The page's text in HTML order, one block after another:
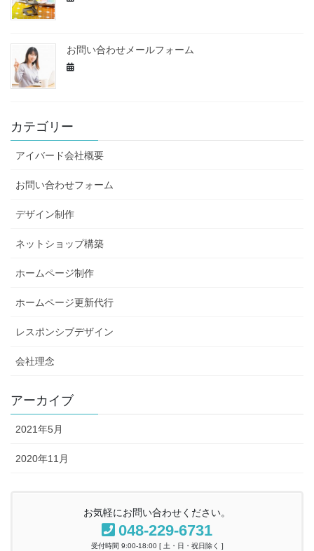
お問い合わせメールフォーム
カテゴリー
アイバード会社概要
お問い合わせフォーム
デザイン制作
ネットショップ構築
ホームページ制作
ホームページ更新代行
レスポンシブデザイン
会社理念
アーカイブ
2021年5月
2020年11月
お気軽にお問い合わせください。
048-229-6731
受付時間 9:00-18:00 [ 土・日・祝日除く ]